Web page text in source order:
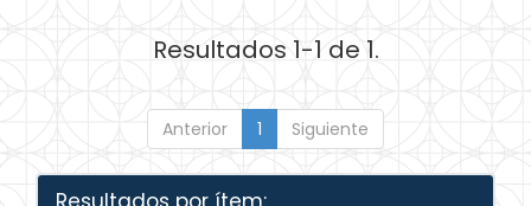
Resultados 1-1 de 1.
Anterior 1 Siguiente